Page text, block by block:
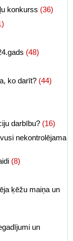
konkurss (36)
(48)
ko darīt? (44)
darbību? (16)
nekontrolējama
(8)
ķēžu maiņa un
un